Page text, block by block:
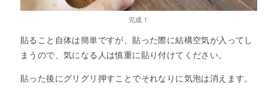
完成！
貼ること自体は簡単ですが、貼った際に結構空気が入ってし
まうので、気になる人は慎重に貼り付けてください。
貼った後にグリグリ押すことでそれなりに気泡は消えます。